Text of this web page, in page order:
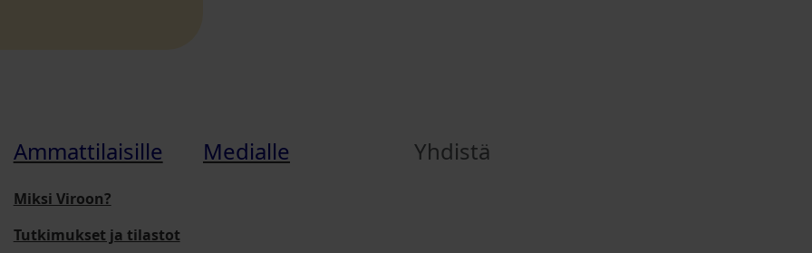
Ammattilaisille
Miksi Viroon?
Tutkimukset ja tilastot
Medialle Yhdistä